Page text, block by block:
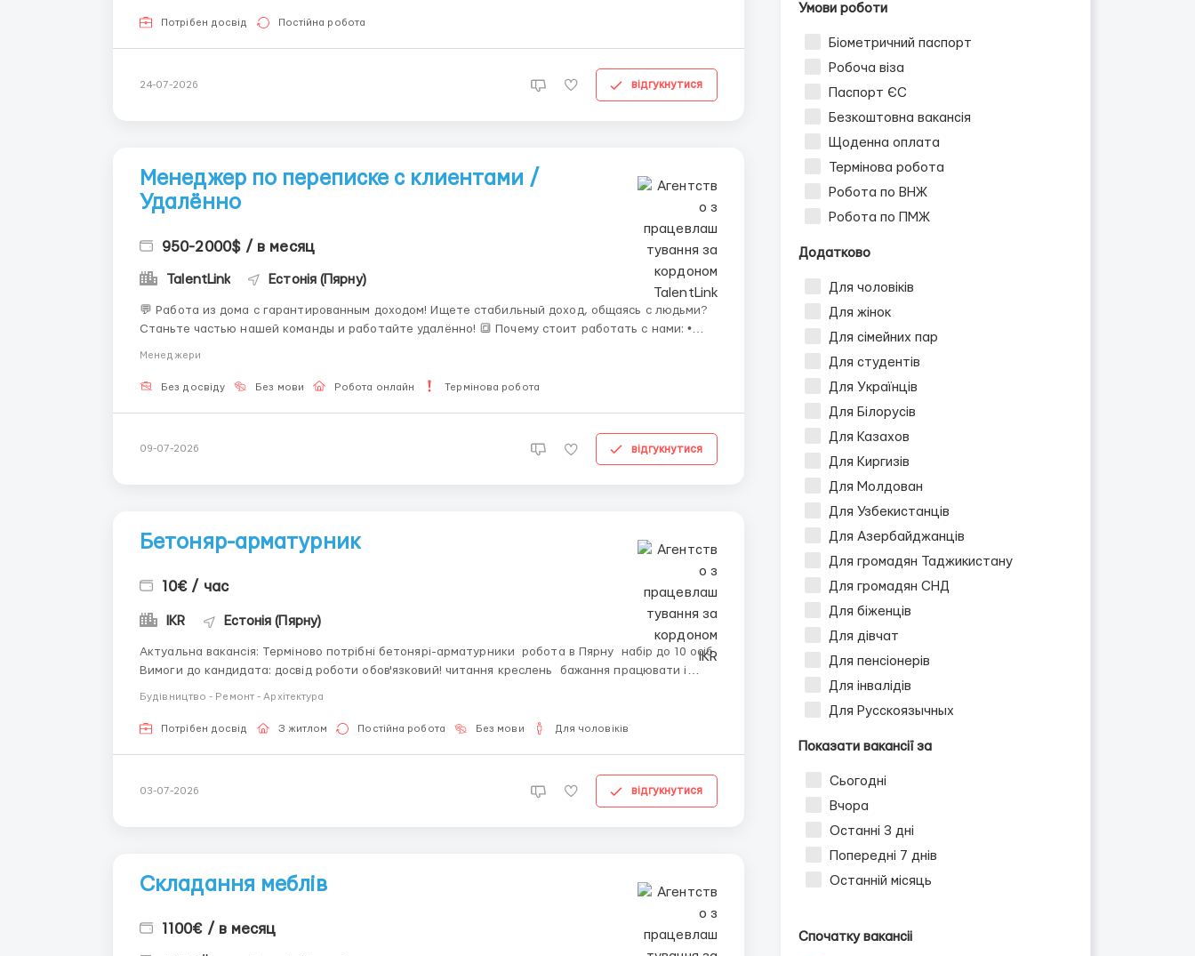
Потрібен досвід Постійна робота
24-07-2026 відгукнутися
Менеджер по переписке с клиентами /
Удалённо
950-2000$ / в месяц
TalentLink Естонія (Пярну)
💬 Работа из дома с гарантированным доходом! Ищете стабильный доход, общаясь с людьми?
Станьте частью нашей команды и работайте удалённо! 🔳 Почему стоит работать с нами: •
Менеджери
Без досвіду Без мови Робота онлайн Термінова робота
09-07-2026 відгукнутися
Бетоняр-арматурник
10€ / час
IKR Естонія (Пярну)
Актуальна вакансія: Терміново потрібні бетонярі-арматурники робота в Пярну набір до 10 осіб
Вимоги до кандидата: досвід роботи обов'язковий! читання креслень бажання працювати і
Будівництво - Ремонт - Архітектура
Потрібен досвід З житлом Постійна робота Без мови Для чоловіків
03-07-2026 відгукнутися
Складання меблів
1100€ / в месяц
Умови роботи
Біометричний паспорт
Робоча віза
Паспорт ЄС
Безкоштовна вакансія
Щоденна оплата
Термінова робота
Робота по ВНЖ
Робота по ПМЖ
Додатково
Для чоловіків
Для жінок
Для сімейних пар
Для студентів
Для Українців
Для Білорусів
Для Казахов
Для Киргизів
Для Молдован
Для Узбекистанців
Для Азербайджанців
Для громадян Таджикистану
Для громадян СНД
Для біженців
Для дівчат
Для пенсіонерів
Для інвалідів
Для Русскоязычных
Показати вакансії за
Сьогодні
Вчора
Останні 3 дні
Попередні 7 днів
Останній місяць
Спочатку вакансіі